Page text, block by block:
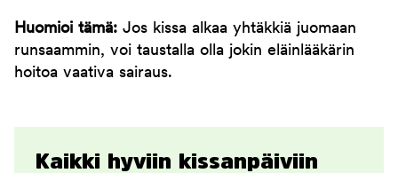
Huomioi tämä: Jos kissa alkaa yhtäkkiä juomaan
runsaammin, voi taustalla olla jokin eläinlääkärin
hoitoa vaativa sairaus.
Kaikki hyviin kissanpäiviin